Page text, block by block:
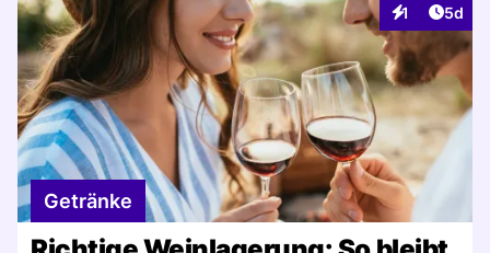
1
Interaktionen
5d
Getränke